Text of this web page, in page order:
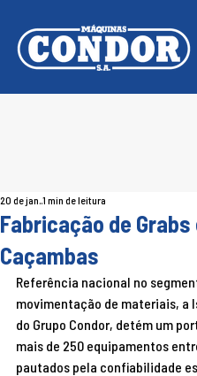
Fabricação de Grabs
Caçambas
20 de jan.1 min de leitura
Referência nacional no
movimentação de materiais, a
do Grupo Condor, detém um
mais de 250 equipamentos
pautados pela confiabilidade